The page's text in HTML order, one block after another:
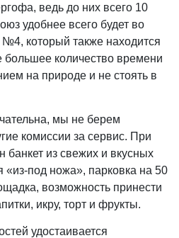
ведь до них всего 10
удобнее всего будет во
который также находится
большее количество времени
на природе и не стоять в
мы не берем
комиссии за сервис. При
банкет из свежих и вкусных
«из-под ножа», парковка на 50
возможность принести
икру, торт и фрукты.
удостаивается